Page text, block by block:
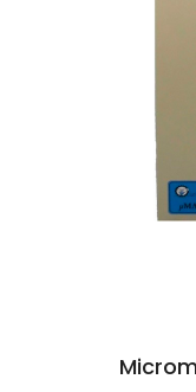
Validasyon Sistemleri
ve Kestirimci Bakım